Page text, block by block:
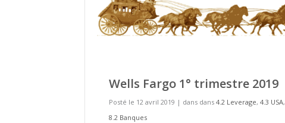
Wells Fargo 1° trimestre 2019
Posté le 12 avril 2019 | dans dans 4.2 Leverage, 4.3 USA,
8.2 Banques